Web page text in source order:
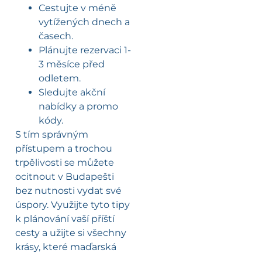
Cestujte v méně
vytížených dnech a
časech.
Plánujte rezervaci 1-
3 měsíce před
odletem.
Sledujte akční
nabídky a promo
kódy.
S tím správným
přístupem a trochou
trpělivosti se můžete
ocitnout v Budapešti
bez nutnosti vydat své
úspory. Využijte tyto tipy
k plánování vaší příští
cesty a užijte si všechny
krásy, které maďarská